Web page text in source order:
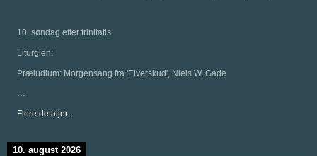
10. søndag efter trinitatis
Liturgien:
Præludium: Morgensang fra 'Elverskud', Niels W. Gade
Flere detaljer...
10. august 2026